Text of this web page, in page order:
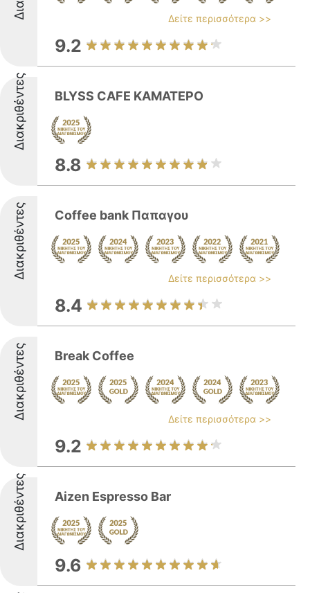
Δείτε περισσότερα >>
9.2
Διακριθέντες BLYSS CAFE ΚΑΜΑΤΕΡΟ
8.8
Διακριθέντες Coffee bank Παπαγου
Δείτε περισσότερα >>
8.4
Διακριθέντες Break Coffee
Δείτε περισσότερα >>
9.2
Διακριθέντες Aizen Espresso Bar
9.6